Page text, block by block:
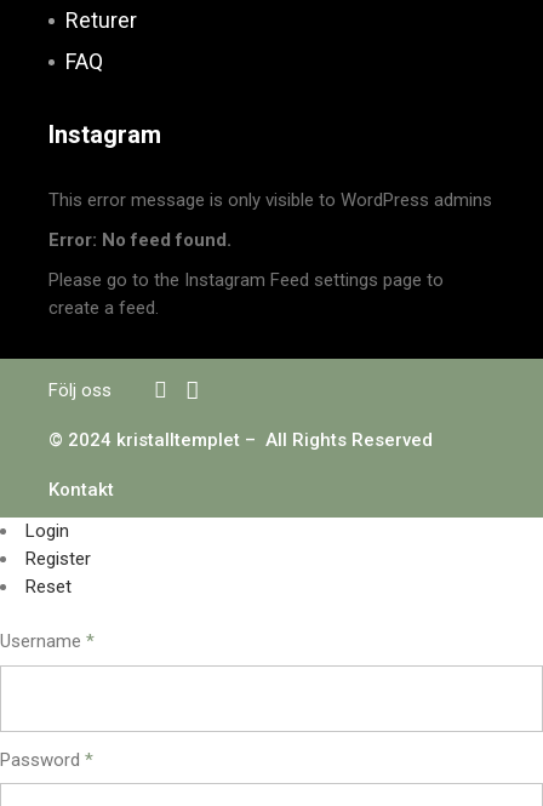
Returer
FAQ
Instagram
This error message is only visible to WordPress admins
Error: No feed found.
Please go to the Instagram Feed settings page to
create a feed.
Följ oss
© 2024 kristalltemplet – All Rights Reserved
Kontakt
Login
Register
Reset
Username *
Password *